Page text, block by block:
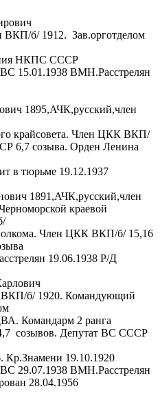
ВКП/б/ 1912. Зав.орготделом
НКПС СССР
15.01.1938 ВМН.Расстрелян
1895,АЧК,русский,член
крайсовета. Член ЦКК ВКП/
6,7 созыва. Орден Ленина
в тюрьме 19.12.1937
1891,АЧК,русский,член
краевой
Член ЦКК ВКП/б/ 15,16
19.06.1938 Р/Д
ВКП/б/ 1920. Командующий
2 ранга
созывов. Депутат ВС СССР
19.10.1920
29.07.1938 ВМН.Расстрелян
28.04.1956